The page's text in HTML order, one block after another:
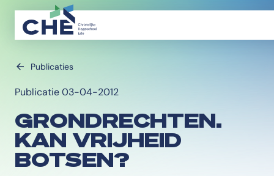
Publicaties
Publicatie 03-04-2012
GRONDRECHTEN.
KAN VRIJHEID
BOTSEN?